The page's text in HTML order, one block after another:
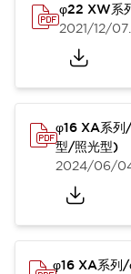
φ22 XW系
2021/12/07
φ16 XA系列
型/照光型)
2024/06/
φ16 XA系列/